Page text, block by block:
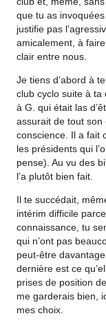
que tu as
justifie pas
amicalement, à
clair entre nous.
Je tiens d’abord à
club cyclo suite à ta
à G. qui était las
assurait de tout
conscience. Il a fait
les présidents qui
pense). Au vu des
l’a plutôt bien fait.
Il te succédait,
intérim difficile
connaissance, tu
qui n’ont pas
peut-être
dernière est ce
prises de position
me garderais bien,
mes choix.